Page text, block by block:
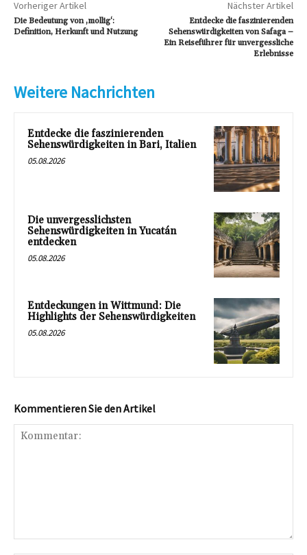
Vorheriger Artikel
Die Bedeutung von ‚mollig‘:
Definition, Herkunft und Nutzung
Nächster Artikel
Entdecke die faszinierenden
Sehenswürdigkeiten von Safaga –
Ein Reiseführer für unvergessliche
Erlebnisse
Weitere Nachrichten
Entdecke die faszinierenden
Sehenswürdigkeiten in Bari, Italien
05.08.2026
Die unvergesslichsten
Sehenswürdigkeiten in Yucatán
entdecken
05.08.2026
Entdeckungen in Wittmund: Die
Highlights der Sehenswürdigkeiten
05.08.2026
Kommentieren Sie den Artikel